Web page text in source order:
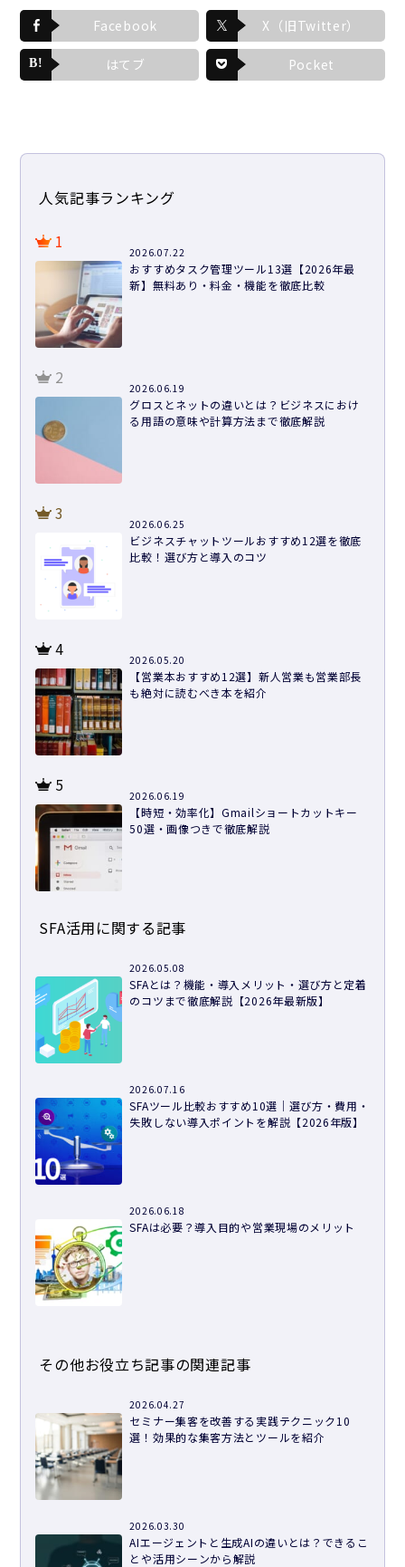
Facebook X（旧Twitter）
はてブ Pocket
人気記事ランキング
1
2026.07.22
おすすめタスク管理ツール13選【2026年最
新】無料あり・料金・機能を徹底比較
2
2026.06.19
グロスとネットの違いとは？ビジネスにおけ
る用語の意味や計算方法まで徹底解説
3
2026.06.25
ビジネスチャットツールおすすめ12選を徹底
比較！選び方と導入のコツ
4
2026.05.20
【営業本おすすめ12選】新人営業も営業部長
も絶対に読むべき本を紹介
5
2026.06.19
【時短・効率化】Gmailショートカットキー
50選・画像つきで徹底解説
SFA活用に関する記事
2026.05.08
SFAとは？機能・導入メリット・選び方と定着
のコツまで徹底解説【2026年最新版】
2026.07.16
SFAツール比較おすすめ10選｜選び方・費用・
失敗しない導入ポイントを解説【2026年版】
2026.06.18
SFAは必要？導入目的や営業現場のメリット
その他お役立ち記事の関連記事
2026.04.27
セミナー集客を改善する実践テクニック10
選！効果的な集客方法とツールを紹介
2026.03.30
AIエージェントと生成AIの違いとは？できるこ
とや活用シーンから解説